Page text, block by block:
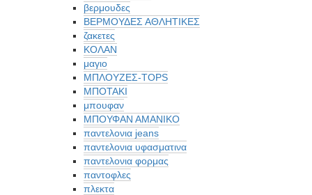
βερμουδες
ΒΕΡΜΟΥΔΕΣ ΑΘΛΗΤΙΚΕΣ
ζακετες
ΚΟΛΑΝ
μαγιο
ΜΠΛΟΥΖΕΣ-TOPS
ΜΠΟΤΑΚΙ
μπουφαν
ΜΠΟΥΦΑΝ ΑΜΑΝΙΚΟ
παντελονια jeans
παντελονια υφασματινα
παντελονια φορμας
παντοφλες
πλεκτα